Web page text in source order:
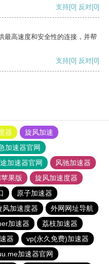
支持[0] 反对[0]
最高速度和安全性的连接，并帮
支持[0] 反对[0]
器
旋风加速
加速器官网
加速器官网
风驰加速器
果版
旋风加速度器
原子加速器
风加速度器
外网网址导航
加速器
荔枝加速器
器
vp(永久免费)加速器
加速器官网